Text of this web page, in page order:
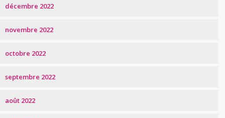
décembre 2022
novembre 2022
octobre 2022
septembre 2022
août 2022